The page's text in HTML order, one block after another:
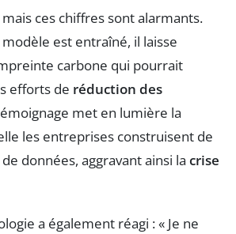
mais ces chiffres sont alarmants.
modèle est entraîné, il laisse
carbone qui pourrait
efforts de réduction des
met en lumière la
les entreprises construisent de
données, aggravant ainsi la crise
a également réagi : « Je ne